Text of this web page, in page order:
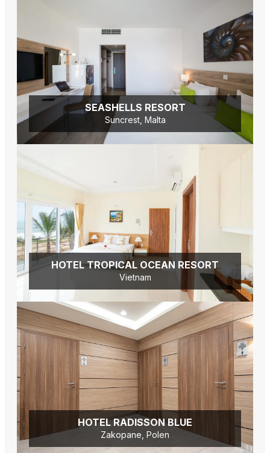
SEASHELLS RESORT
Suncrest, Malta
HOTEL TROPICAL OCEAN RESORT
Vietnam
HOTEL RADISSON BLUE
Zakopane, Polen